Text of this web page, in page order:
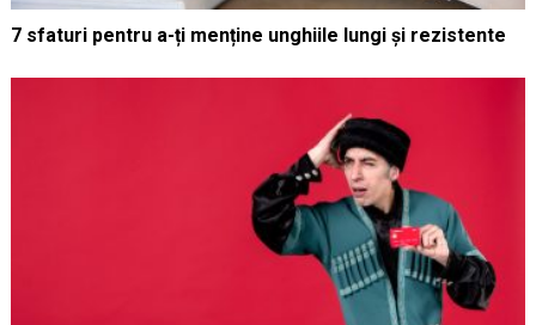
7 sfaturi pentru a-ți menține unghiile lungi și rezistente